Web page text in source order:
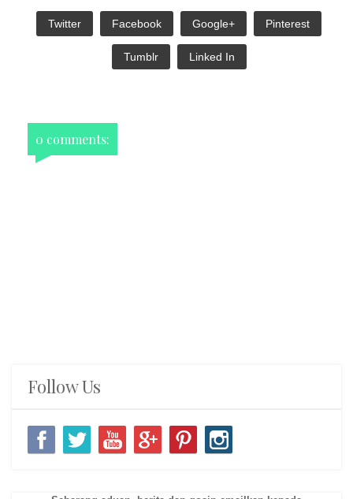
Twitter Facebook Google+ Pinterest
Tumblr Linked In
0 comments:
Follow Us